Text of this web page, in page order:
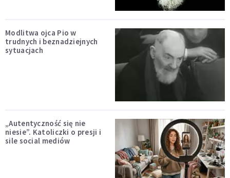
Modlitwa ojca Pio w
trudnych i beznadziejnych
sytuacjach
„Autentyczność się nie
niesie”. Katoliczki o presji i
sile social mediów